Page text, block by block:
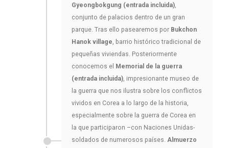
Gyeongbokgung (entrada incluida),
conjunto de palacios dentro de un gran
parque. Tras ello pasearemos por Bukchon
Hanok village, barrio histórico tradicional de
pequeñas viviendas. Posteriormente
conocemos el Memorial de la guerra
(entrada incluida), impresionante museo de
la guerra que nos ilustra sobre los conflictos
vividos en Corea a lo largo de la historia,
especialmente sobre la guerra de Corea en
la que participaron –con Naciones Unidas-
soldados de numerosos países. Almuerzo